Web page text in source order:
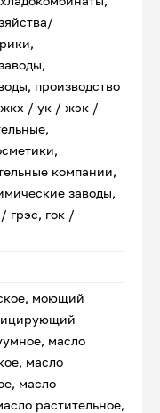
производство
жкх / ук / жэк /
компании,
заводы,
грэс, гок /
моющий
масло
масло
масло
растительное,